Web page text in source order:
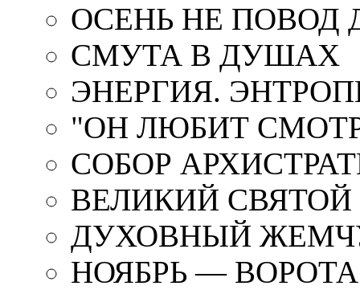
ОСЕНЬ НЕ ПОВОД
СМУТА В ДУШАХ
ЭНЕРГИЯ.
"ОН ЛЮБИТ
СОБОР
ВЕЛИКИЙ
ДУХОВНЫЙ
НОЯБРЬ —